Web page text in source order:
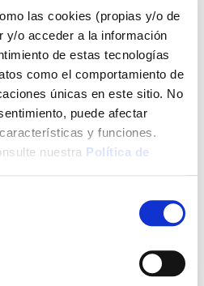
las cookies (propias y/o de
y/o acceder a la información
de estas tecnologías
como el comportamiento de
únicas en este sitio. No
puede afectar
y funciones.
nuestra Política de
Envío a domicilio:
5 días hábiles
+ INFO